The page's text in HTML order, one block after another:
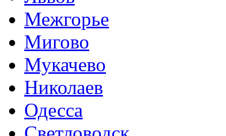
Межгорье
Мигово
Мукачево
Николаев
Одесса